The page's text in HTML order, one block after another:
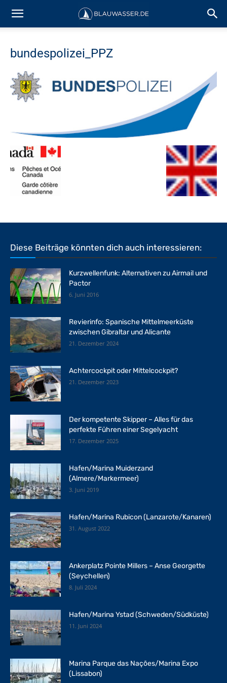
bundespolizei_PPZ
Diese Beiträge könnten dich auch interessieren:
Kurzwellenfunk: Alternativen zu Airmail und
Pactor
6. Juni 2016
Revierinfo: Spanische Mittelmeerküste
zwischen Gibraltar und Alicante
21. Dezember 2024
Achtercockpit oder Mittelcockpit?
21. Dezember 2023
Der kompetente Skipper – Alles für das
perfekte Führen einer Segelyacht
17. Dezember 2025
Hafen/Marina Muiderzand
(Almere/Markermeer)
3. Juni 2019
Hafen/Marina Rubicon (Lanzarote/Kanaren)
31. August 2022
Ankerplatz Pointe Millers – Anse Georgette
(Seychellen)
8. Juli 2024
Hafen/Marina Ystad (Schweden/Südküste)
11. Juni 2024
Marina Parque das Nações/Marina Expo
(Lissabon)